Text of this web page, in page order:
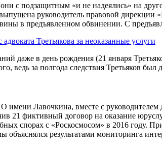
с подзащитным «и не надеялись» на
руководитель правовой
в предъявленном обвинении. С
Третьякова за неоказанные услуги
даже в день рождения (21 января
ведь за полгода следствия Третьяков
Лавочкина, вместе с
21 фиктивный договор на оказание
спорах с «Роскосмосом» в 2016 году.
результатами мониторинга